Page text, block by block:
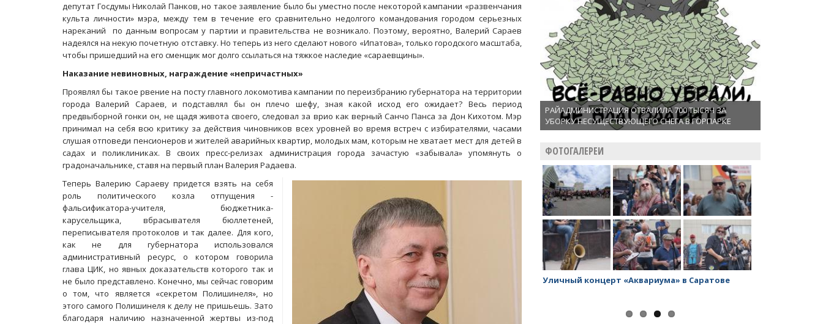
депутат Госдумы Николай Панков, но такое заявление было бы уместно после некоторой кампании «развенчания
культа личности» мэра, между тем в течение его сравнительно недолгого командования городом серьезных
нареканий по данным вопросам у партии и правительства не возникало. Поэтому, вероятно, Валерий Сараев
надеялся на некую почетную отставку. Но теперь из него сделают нового «Ипатова», только городского масштаба,
чтобы пришедший на его сменщик мог долго ссылаться на тяжкое наследие «сараевщины».
Наказание невиновных, награждение «непричастных»
Проявлял бы такое рвение на посту главного локомотива кампании по переизбранию губернатора на территории
города Валерий Сараев, и подставлял бы он плечо шефу, зная какой исход его ожидает? Весь период
предвыборной гонки он, не щадя живота своего, следовал за врио как верный Санчо Панса за Дон Кихотом. Мэр
принимал на себя всю критику за действия чиновников всех уровней во время встреч с избирателями, часами
слушая отповеди пенсионеров и жителей аварийных квартир, молодых мам, которым не хватает мест для детей в
садах и поликлиниках. В своих пресс-релизах администрация города зачастую «забывала» упомянуть о
градоначальнике, ставя на первый план Валерия Радаева.
Теперь Валерию Сараеву придется взять на себя
роль политического козла отпущения -
фальсификатора-учителя, бюджетника-
карусельщика, вбрасывателя бюллетеней,
переписывателя протоколов и так далее. Для кого,
как не для губернатора использовался
административный ресурс, о котором говорила
глава ЦИК, но явных доказательств которого так и
не было представлено. Конечно, мы сейчас говорим
о том, что является «секретом Полишинеля», но
этого самого Полишинеля к делу не пришьешь. Зато
благодаря наличию назначенной жертвы из-под
РАЙАДМИНИСТРАЦИЯ ОТВАЛИЛА 700 ТЫСЯЧ ЗА
УБОРКУ НЕСУЩЕСТВУЮЩЕГО СНЕГА В ГОРПАРКЕ
ФОТОГАЛЕРЕИ
в помойку
Саратовцы скорбят о погибшей от рук убийцы
Лизе Киселевой
Митинг против планов Росатома по
строительству завода в Горном
Уличный концерт «Аквариума» в Саратове